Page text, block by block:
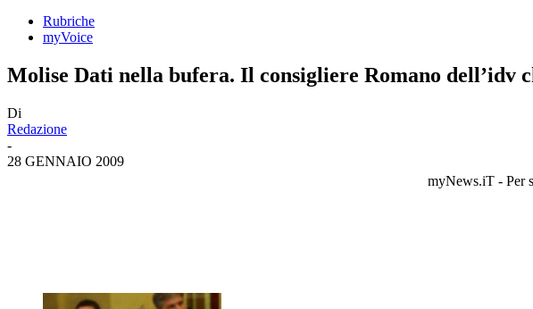
Rubriche
myVoice
Molise Dati nella bufera. Il consigliere Romano dell’idv
Di
Redazione
-
28 GENNAIO 2009
myNews.iT - Per